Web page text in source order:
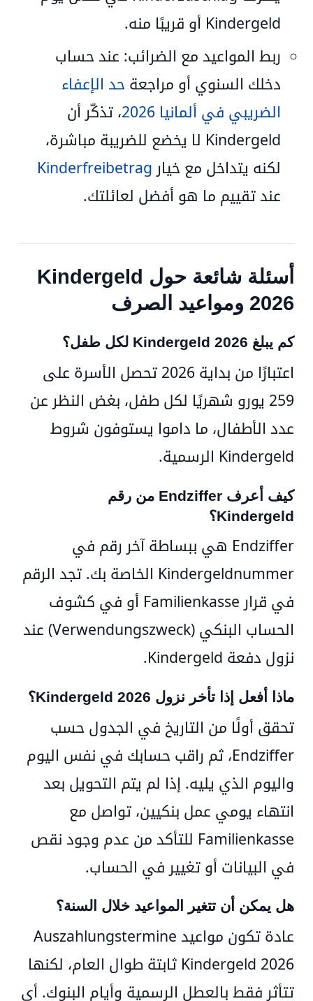
Kindergeld أو قريبًا منه.
ربط المواعيد مع الضرائب: عند حساب
دخلك السنوي أو مراجعة حد الإعفاء
الضريبي في ألمانيا 2026
، تذكّر أن
Kindergeld لا يخضع للضريبة مباشرة،
لكنه يتداخل مع خيار Kinderfreibetrag
عند تقييم ما هو أفضل لعائلتك.
أسئلة شائعة حول Kindergeld
2026 ومواعيد الصرف
كم يبلغ Kindergeld 2026 لكل طفل؟
اعتبارًا من بداية 2026 تحصل الأسرة على
259 يورو شهريًا لكل طفل
، بغض النظر عن
عدد الأطفال، ما داموا يستوفون شروط
Kindergeld الرسمية.
كيف أعرف Endziffer من رقم
Kindergeld؟
Endziffer هي ببساطة آخر رقم في
Kindergeldnummer الخاصة بك. تجد الرقم
في قرار Familienkasse أو في كشوف
الحساب البنكي (Verwendungszweck) عند
نزول دفعة Kindergeld.
ماذا أفعل إذا تأخر نزول Kindergeld 2026؟
تحقق أولًا من التاريخ في الجدول حسب
Endziffer، ثم راقب حسابك في نفس اليوم
واليوم الذي يليه. إذا لم يتم التحويل بعد
انتهاء يومي عمل بنكيين، تواصل مع
Familienkasse للتأكد من عدم وجود نقص
في البيانات أو تغيير في الحساب.
هل يمكن أن تتغير المواعيد خلال السنة؟
عادة تكون مواعيد Auszahlungstermine
Kindergeld 2026 ثابتة طوال العام، لكنها
تتأثر فقط بالعطل الرسمية وأيام البنوك. أي